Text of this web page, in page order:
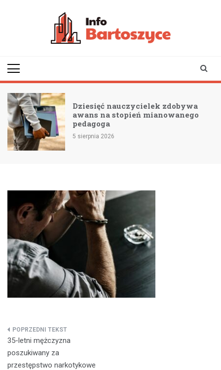
Dziesięć nauczycielek zdobywa
awans na stopień mianowanego
pedagoga
5 sierpnia 2026
Nawigacja
wpisu
35-letni mężczyzna
poszukiwany za
przestępstwo narkotykowe